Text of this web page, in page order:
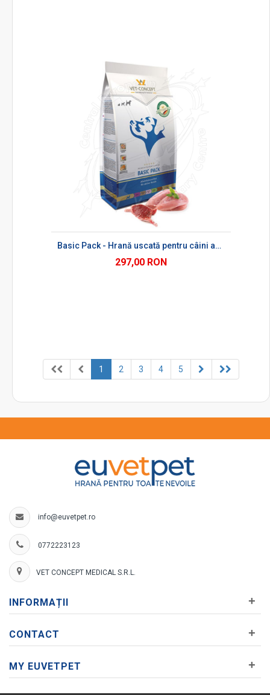
Basic Pack - Hrană uscată pentru câini adulți
297,00 RON
1 2 3 4 5
info@euvetpet.ro
0772223123
VET CONCEPT MEDICAL S.R.L.
INFORMAȚII +
CONTACT +
MY EUVETPET +